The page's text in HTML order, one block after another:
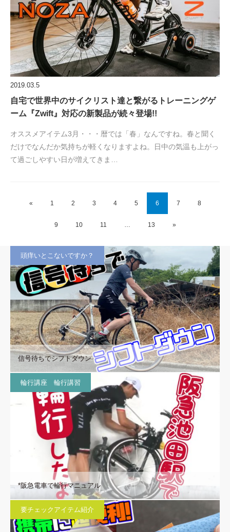
2019.03.5
自宅で世界中のサイクリスト達と繋がるトレーニングゲ
ーム『Zwift』対応の新製品が続々登場!!
オススメアイテム3月・・・暦では「春」なんですね。春と聞く
だけでなんだか気持ちが軽くなりますよね。日中の気温も上がっ
て過ごしやすい日が増えてきま…
« 1 2 3 4 5 6 7 8
9 10 11 … 13 »
頭痒いとこないですか？
信号待ちでシフトダウン
輪行講座 輪行講習
*阪急電車で輪行マニュアル
要チェックアイテム紹介